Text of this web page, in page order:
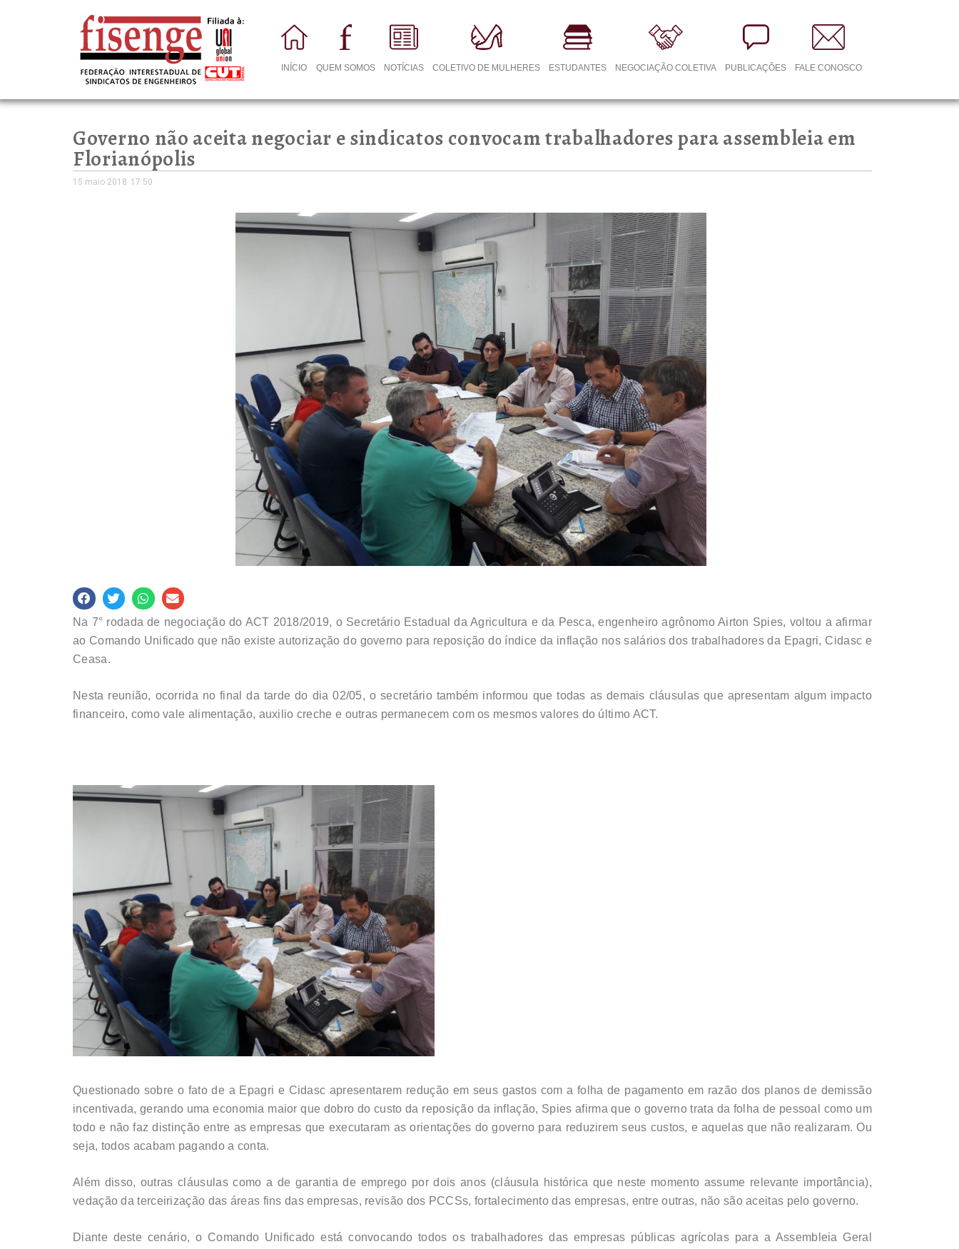
INÍCIO QUEM SOMOS NOTÍCIAS COLETIVO DE MULHERES ESTUDANTES NEGOCIAÇÃO COLETIVA PUBLICAÇÕES FALE CONOSCO
Governo não aceita negociar e sindicatos convocam trabalhadores para assembleia em
Florianópolis
15 maio 2018 17:50
Na 7° rodada de negociação do ACT 2018/2019, o Secretário Estadual da Agricultura e da Pesca, engenheiro agrônomo Airton Spies, voltou a afirmar
ao Comando Unificado que não existe autorização do governo para reposição do índice da inflação nos salários dos trabalhadores da Epagri, Cidasc e
Ceasa.
Nesta reunião, ocorrida no final da tarde do dia 02/05, o secretário também informou que todas as demais cláusulas que apresentam algum impacto
financeiro, como vale alimentação, auxilio creche e outras permanecem com os mesmos valores do último ACT.
Questionado sobre o fato de a Epagri e Cidasc apresentarem redução em seus gastos com a folha de pagamento em razão dos planos de demissão
incentivada, gerando uma economia maior que dobro do custo da reposição da inflação, Spies afirma que o governo trata da folha de pessoal como um
todo e não faz distinção entre as empresas que executaram as orientações do governo para reduzirem seus custos, e aquelas que não realizaram. Ou
seja, todos acabam pagando a conta.
Além disso, outras cláusulas como a de garantia de emprego por dois anos (cláusula histórica que neste momento assume relevante importância),
vedação da terceirização das áreas fins das empresas, revisão dos PCCSs, fortalecimento das empresas, entre outras, não são aceitas pelo governo.
Diante deste cenário, o Comando Unificado está convocando todos os trabalhadores das empresas públicas agrícolas para a Assembleia Geral